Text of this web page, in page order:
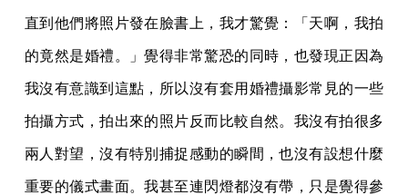
直到他們將照片發在臉書上，我才驚覺：「天啊，我拍
的竟然是婚禮。」覺得非常驚恐的同時，也發現正因為
我沒有意識到這點，所以沒有套用婚禮攝影常見的一些
拍攝方式，拍出來的照片反而比較自然。我沒有拍很多
兩人對望，沒有特別捕捉感動的瞬間，也沒有設想什麼
重要的儀式畫面。我甚至連閃燈都沒有帶，只是覺得參